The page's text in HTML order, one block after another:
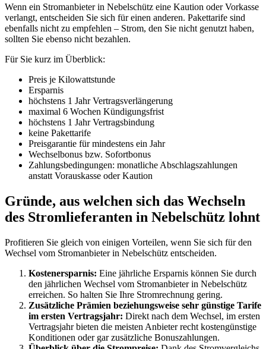
Wenn ein Stromanbieter in Nebelschütz eine Kaution oder Vorkasse
verlangt, entscheiden Sie sich für einen anderen. Pakettarife sind
ebenfalls nicht zu empfehlen – Strom, den Sie nicht genutzt haben,
sollten Sie ebenso nicht bezahlen.
Für Sie kurz im Überblick:
Preis je Kilowattstunde
Ersparnis
höchstens 1 Jahr Vertragsverlängerung
maximal 6 Wochen Kündigungsfrist
höchstens 1 Jahr Vertragsbindung
keine Pakettarife
Preisgarantie für mindestens ein Jahr
Wechselbonus bzw. Sofortbonus
Zahlungsbedingungen: monatliche Abschlagszahlungen
anstatt Vorauskasse oder Kaution
Gründe, aus welchen sich das Wechseln
des Stromlieferanten in Nebelschütz lohnt
Profitieren Sie gleich von einigen Vorteilen, wenn Sie sich für den
Wechsel vom Stromanbieter in Nebelschütz entscheiden.
Kostenersparnis: Eine jährliche Ersparnis können Sie durch
den jährlichen Wechsel vom Stromanbieter in Nebelschütz
erreichen. So halten Sie Ihre Stromrechnung gering.
Zusätzliche Prämien beziehungsweise sehr günstige Tarife
im ersten Vertragsjahr: Direkt nach dem Wechsel, im ersten
Vertragsjahr bieten die meisten Anbieter recht kostengünstige
Konditionen oder gar zusätzliche Bonuszahlungen.